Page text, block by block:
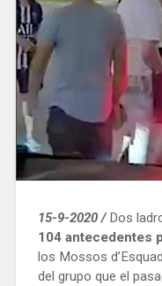
15-9-2020 /Dos
104 antecedentes
los Mossos
del grupo que el